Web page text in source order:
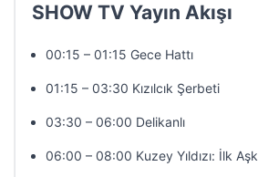
SHOW TV Yayın Akışı
00:15 – 01:15 Gece Hattı
01:15 – 03:30 Kızılcık Şerbeti
03:30 – 06:00 Delikanlı
06:00 – 08:00 Kuzey Yıldızı: İlk Aşk